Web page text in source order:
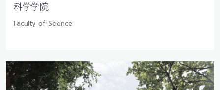
科学学院
Faculty of Science